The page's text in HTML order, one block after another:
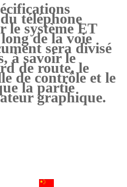
téléphone
le système ET
de la voie
sera divisé
à savoir le
de route, le
de contrôle et le
la partie
graphique.